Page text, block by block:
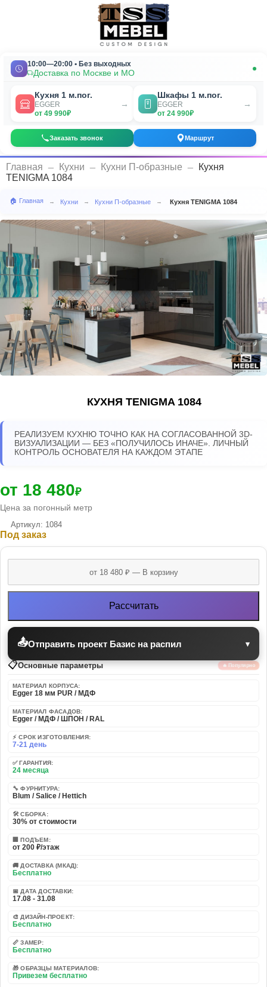
10:00—20:00 • Без выходных
Доставка по Москве и МО
Кухня 1 м.пог.
EGGER
от 49 990₽
→
Шкафы 1 м.пог.
EGGER
от 24 990₽
→
Заказать звонок Маршрут
Главная Кухни Кухни П-образные
Кухня
TENIGMA 1084
🏠 Главная → Кухни → Кухни П-образные → Кухня TENIGMA 1084
КУХНЯ TENIGMA 1084
РЕАЛИЗУЕМ КУХНЮ ТОЧНО КАК НА СОГЛАСОВАННОЙ 3D-
ВИЗУАЛИЗАЦИИ — БЕЗ «ПОЛУЧИЛОСЬ ИНАЧЕ». ЛИЧНЫЙ
КОНТРОЛЬ ОСНОВАТЕЛЯ НА КАЖДОМ ЭТАПЕ
от 18 480₽
Цена за погонный метр
Артикул: 1084
Под заказ
Рассчитать
📤Отправить проект Базис на распил ▾
📋Основные параметры 🔥 Популярно
МАТЕРИАЛ КОРПУСА:
Egger 18 мм PUR / МДФ
МАТЕРИАЛ ФАСАДОВ:
Egger / МДФ / ШПОН / RAL
⚡ СРОК ИЗГОТОВЛЕНИЯ:
7-21 день
✅ ГАРАНТИЯ:
24 месяца
🔧 ФУРНИТУРА:
Blum / Salice / Hettich
🛠️ СБОРКА:
30% от стоимости
🏢 ПОДЪЕМ:
от 200 ₽/этаж
🚚 ДОСТАВКА (МКАД):
Бесплатно
📅 ДАТА ДОСТАВКИ:
17.08 - 31.08
🎨 ДИЗАЙН-ПРОЕКТ:
Бесплатно
📏 ЗАМЕР:
Бесплатно
🎁 ОБРАЗЦЫ МАТЕРИАЛОВ:
Привезем бесплатно